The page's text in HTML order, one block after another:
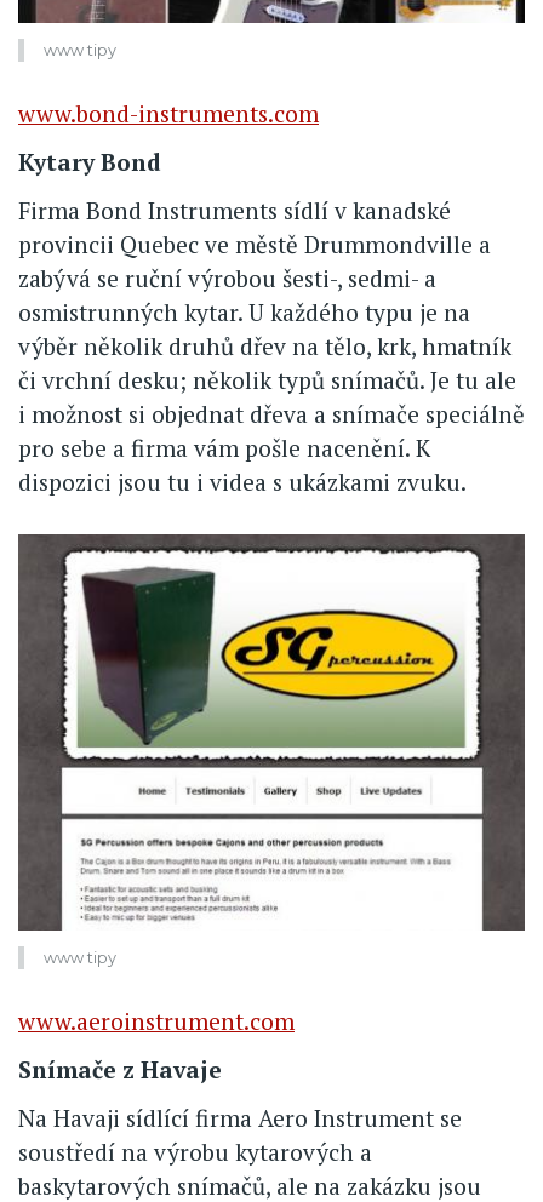
www tipy
www.bond-instruments.com
Kytary Bond
Firma Bond Instruments sídlí v kanadské
provincii Quebec ve městě Drummondville a
zabývá se ruční výrobou šesti-, sedmi- a
osmistrunných kytar. U každého typu je na
výběr několik druhů dřev na tělo, krk, hmatník
či vrchní desku; několik typů snímačů. Je tu ale
i možnost si objednat dřeva a snímače speciálně
pro sebe a firma vám pošle nacenění. K
dispozici jsou tu i videa s ukázkami zvuku.
www tipy
www.aeroinstrument.com
Snímače z Havaje
Na Havaji sídlící firma Aero Instrument se
soustředí na výrobu kytarových a
baskytarových snímačů, ale na zakázku jsou